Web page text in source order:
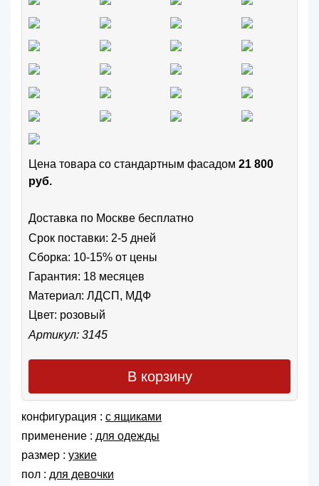
Цена товара cо стандартным фасадом 21 800
руб.
Доставка по Москве бесплатно
Срок поставки: 2-5 дней
Сборка: 10-15% от цены
Гарантия: 18 месяцев
Материал: ЛДСП, МДФ
Цвет: розовый
Артикул: 3145
В корзину
конфигурация : с ящиками
применение : для одежды
размер : узкие
пол : для девочки